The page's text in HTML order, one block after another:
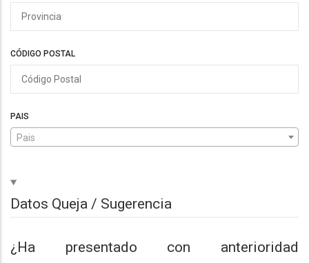
CÓDIGO POSTAL
PAIS
Pais
Hide
Datos Queja / Sugerencia
¿Ha presentado con anterioridad